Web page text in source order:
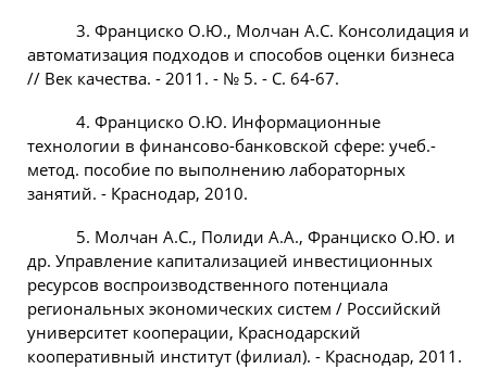
3. Франциско О.Ю., Молчан А.С. Консолидация и
автоматизация подходов и способов оценки бизнеса
// Век качества. - 2011. - № 5. - С. 64-67.
4. Франциско О.Ю. Информационные
технологии в финансово-банковской сфере: учеб.-
метод. пособие по выполнению лабораторных
занятий. - Краснодар, 2010.
5. Молчан А.С., Полиди А.А., Франциско О.Ю. и
др. Управление капитализацией инвестиционных
ресурсов воспроизводственного потенциала
региональных экономических систем / Российский
университет кооперации, Краснодарский
кооперативный институт (филиал). - Краснодар, 2011.